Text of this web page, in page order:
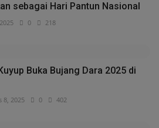
sebagai Hari Pantun Nasional
0 218
Buka Bujang Dara 2025 di
8, 2025 0 402